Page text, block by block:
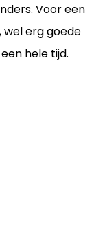
Voor een
wel erg goede
hele tijd.